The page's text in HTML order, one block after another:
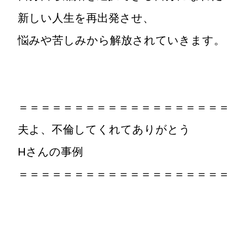
新しい人生を再出発させ、
悩みや苦しみから解放されていきます。
＝＝＝＝＝＝＝＝＝＝＝＝＝＝＝＝＝＝
夫よ、不倫してくれてありがとう
Hさんの事例
＝＝＝＝＝＝＝＝＝＝＝＝＝＝＝＝＝＝